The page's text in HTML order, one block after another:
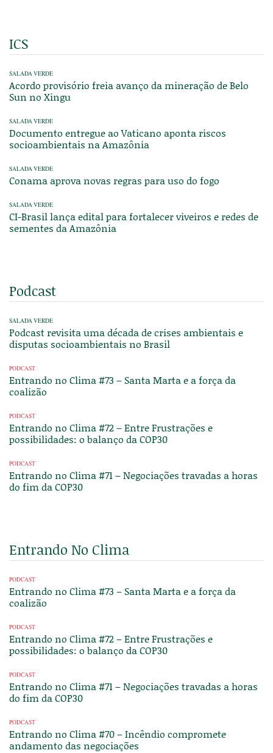
ICS
SALADA VERDE
Acordo provisório freia avanço da mineração de Belo
Sun no Xingu
SALADA VERDE
Documento entregue ao Vaticano aponta riscos
socioambientais na Amazônia
SALADA VERDE
Conama aprova novas regras para uso do fogo
SALADA VERDE
CI-Brasil lança edital para fortalecer viveiros e redes de
sementes da Amazônia
Podcast
SALADA VERDE
Podcast revisita uma década de crises ambientais e
disputas socioambientais no Brasil
PODCAST
Entrando no Clima #73 – Santa Marta e a força da
coalizão
PODCAST
Entrando no Clima #72 – Entre Frustrações e
possibilidades: o balanço da COP30
PODCAST
Entrando no Clima #71 – Negociações travadas a horas
do fim da COP30
Entrando No Clima
PODCAST
Entrando no Clima #73 – Santa Marta e a força da
coalizão
PODCAST
Entrando no Clima #72 – Entre Frustrações e
possibilidades: o balanço da COP30
PODCAST
Entrando no Clima #71 – Negociações travadas a horas
do fim da COP30
PODCAST
Entrando no Clima #70 – Incêndio compromete
andamento das negociações